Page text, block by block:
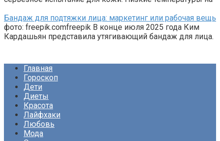
Бандаж для подтяжки лица: маркетинг или рабочая вещь
фото: freepik.comfreepik В конце июля 2025 года Ким
Кардашьян представила утягивающий бандаж для лица.
Главная
Гороскоп
Дети
Диеты
Красота
Лайфхаки
Любовь
Мода